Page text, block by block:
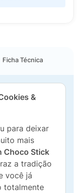
Ficha Técnica
&
para deixar
mais
Choco Stick
a tradição
você já
totalmente